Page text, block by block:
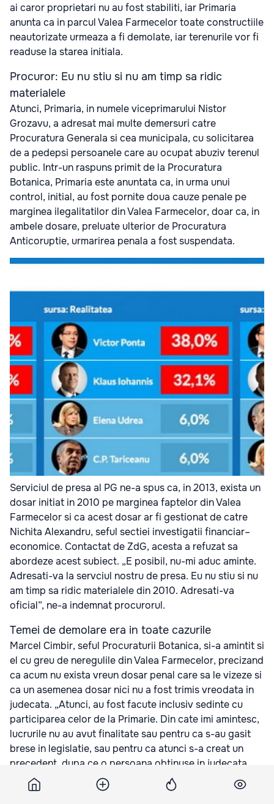
ai caror proprietari nu au fost stabiliti, iar Primaria
anunta ca in parcul Valea Farmecelor toate constructiile
neautorizate urmeaza a fi demolate, iar terenurile vor fi
readuse la starea initiala.
Procuror: Eu nu stiu si nu am timp sa ridic
materialele
Atunci, Primaria, in numele viceprimarului Nistor
Grozavu, a adresat mai multe demersuri catre
Procuratura Generala si cea municipala, cu solicitarea
de a pedepsi persoanele care au ocupat abuziv terenul
public. Intr-un raspuns primit de la Procuratura
Botanica, Primaria este anuntata ca, in urma unui
control, initial, au fost pornite doua cauze penale pe
marginea ilegalitatilor din Valea Farmecelor, doar ca, in
ambele dosare, preluate ulterior de Procuratura
Anticoruptie, urmarirea penala a fost suspendata.
Serviciul de presa al PG ne-a spus ca, in 2013, exista un
dosar initiat in 2010 pe marginea faptelor din Valea
Farmecelor si ca acest dosar ar fi gestionat de catre
Nichita Alexandru, seful sectiei investigatii financiar–
economice. Contactat de ZdG, acesta a refuzat sa
abordeze acest subiect. „E posibil, nu-mi aduc aminte.
Adresati-va la servciul nostru de presa. Eu nu stiu si nu
am timp sa ridic materialele din 2010. Adresati-va
oficial”, ne-a indemnat procurorul.
Temei de demolare era in toate cazurile
Marcel Cimbir, seful Procuraturii Botanica, si-a amintit si
el cu greu de neregulile din Valea Farmecelor, precizand
ca acum nu exista vreun dosar penal care sa le vizeze si
ca un asemenea dosar nici nu a fost trimis vreodata in
judecata. „Atunci, au fost facute inclusiv sedinte cu
participarea celor de la Primarie. Din cate imi amintesc,
lucrurile nu au avut finalitate sau pentru ca s-au gasit
brese in legislatie, sau pentru ca atunci s-a creat un
precedent, dupa ce o persoana obtinuse in judecata
dreptul de a-si inregistra casa construita ilegal”, zice
Cimbir.